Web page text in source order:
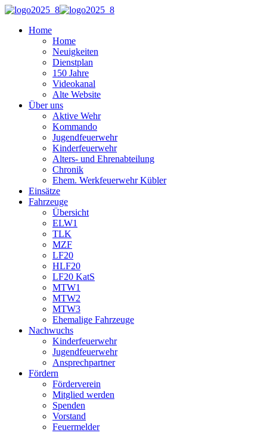
Home
Home
Neuigkeiten
Dienstplan
150 Jahre
Videokanal
Alte Website
Über uns
Aktive Wehr
Kommando
Jugendfeuerwehr
Kinderfeuerwehr
Alters- und Ehrenabteilung
Chronik
Ehem. Werkfeuerwehr Kübler
Einsätze
Fahrzeuge
Übersicht
ELW1
TLK
MZF
LF20
HLF20
LF20 KatS
MTW1
MTW2
MTW3
Ehemalige Fahrzeuge
Nachwuchs
Kinderfeuerwehr
Jugendfeuerwehr
Ansprechpartner
Fördern
Förderverein
Mitglied werden
Spenden
Vorstand
Feuermelder